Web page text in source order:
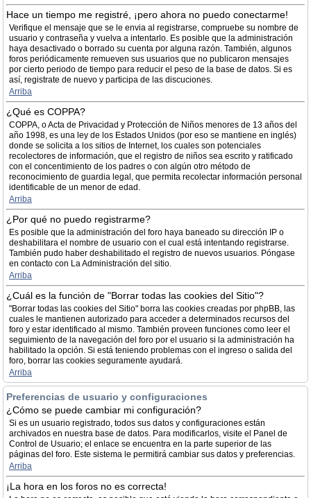
Hace un tiempo me registré, ¡pero ahora no puedo conectarme!
Verifique el mensaje que se le envia al registrarse, compruebe su nombre de
usuario y contraseña y vuelva a intentarlo. Es posible que la administración
haya desactivado o borrado su cuenta por alguna razón. También, algunos
foros periódicamente remueven sus usuarios que no publicaron mensajes
por cierto periodo de tiempo para reducir el peso de la base de datos. Si es
así, registrate de nuevo y participa de las discuciones.
Arriba
¿Qué es COPPA?
COPPA, o Acta de Privacidad y Protección de Niños menores de 13 años del
año 1998, es una ley de los Estados Unidos (por eso se mantiene en inglés)
donde se solicita a los sitios de Internet, los cuales son potenciales
recolectores de información, que el registro de niños sea escrito y ratificado
con el concentimiento de los padres o con algún otro método de
reconocimiento de guardia legal, que permita recolectar información personal
identificable de un menor de edad.
Arriba
¿Por qué no puedo registrarme?
Es posible que la administración del foro haya baneado su dirección IP o
deshabilitara el nombre de usuario con el cual está intentando registrarse.
También pudo haber deshabilitado el registro de nuevos usuarios. Póngase
en contacto con La Administración del sitio.
Arriba
¿Cuál es la función de "Borrar todas las cookies del Sitio"?
"Borrar todas las cookies del Sitio" borra las cookies creadas por phpBB, las
cuales le mantienen autorizado para acceder a determinados recursos del
foro y estar identificado al mismo. También proveen funciones como leer el
seguimiento de la navegación del foro por el usuario si la administración ha
habilitado la opción. Si está teniendo problemas con el ingreso o salida del
foro, borrar las cookies seguramente ayudará.
Arriba
Preferencias de usuario y configuraciones
¿Cómo se puede cambiar mi configuración?
Si es un usuario registrado, todos sus datos y configuraciones están
archivados en nuestra base de datos. Para modificarlos, visite el Panel de
Control de Usuario; el enlace se encuentra en la parte superior de las
páginas del foro. Este sistema le permitirá cambiar sus datos y preferencias.
Arriba
¡La hora en los foros no es correcta!